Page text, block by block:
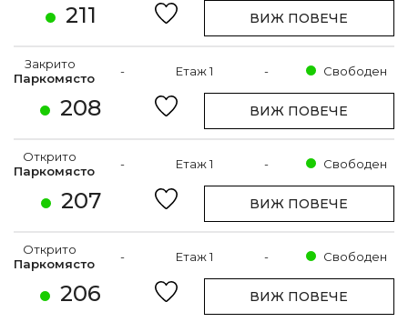
211 ВИЖ ПОВЕЧЕ
208
Закрито
Паркомясто
- Етаж 1 - Свободен
ВИЖ ПОВЕЧЕ
207
Открито
Паркомясто
- Етаж 1 - Свободен
ВИЖ ПОВЕЧЕ
206
Открито
Паркомясто
- Етаж 1 - Свободен
ВИЖ ПОВЕЧЕ